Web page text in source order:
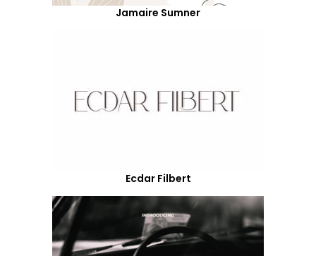
Jamaire Sumner
Ecdar Filbert